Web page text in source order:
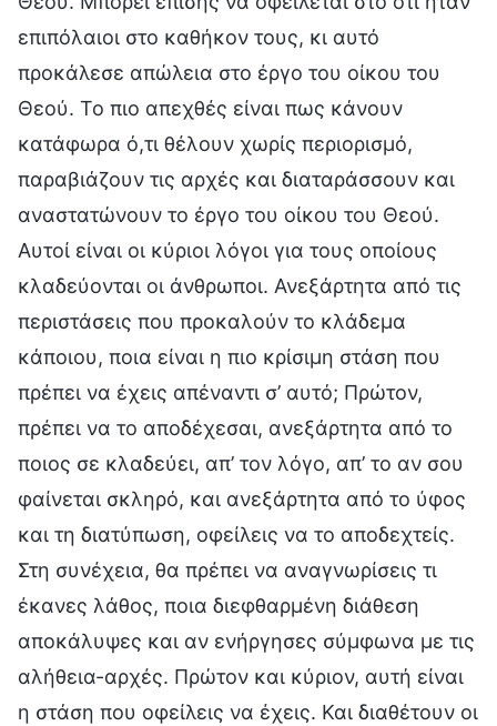
επιπόλαιοι στο καθήκον τους, κι αυτό
προκάλεσε απώλεια στο έργο του οίκου του
Θεού. Το πιο απεχθές είναι πως κάνουν
κατάφωρα ό,τι θέλουν χωρίς περιορισμό,
παραβιάζουν τις αρχές και διαταράσσουν και
αναστατώνουν το έργο του οίκου του Θεού.
Αυτοί είναι οι κύριοι λόγοι για τους οποίους
κλαδεύονται οι άνθρωποι. Ανεξάρτητα από τις
περιστάσεις που προκαλούν το κλάδεμα
κάποιου, ποια είναι η πιο κρίσιμη στάση που
πρέπει να έχεις απέναντι σ’ αυτό; Πρώτον,
πρέπει να το αποδέχεσαι, ανεξάρτητα από το
ποιος σε κλαδεύει, απ’ τον λόγο, απ’ το αν σου
φαίνεται σκληρό, και ανεξάρτητα από το ύφος
και τη διατύπωση, οφείλεις να το αποδεχτείς.
Στη συνέχεια, θα πρέπει να αναγνωρίσεις τι
έκανες λάθος, ποια διεφθαρμένη διάθεση
αποκάλυψες και αν ενήργησες σύμφωνα με τις
αλήθεια-αρχές. Πρώτον και κύριον, αυτή είναι
η στάση που οφείλεις να έχεις. Και διαθέτουν οι